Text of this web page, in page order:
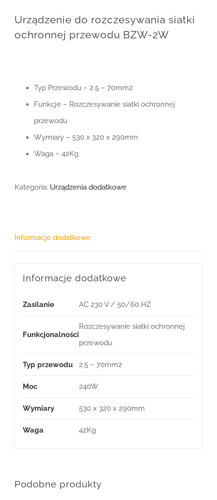
Urządzenie do rozczesywania siatki
ochronnej przewodu BZW-2W
Typ Przewodu – 2.5 – 70mm2
Funkcje – Rozczesywanie siatki ochronnej
przewodu
Wymiary – 530 x 320 x 290mm
Waga – 42Kg
Kategoria: Urządzenia dodatkowe
Informacje dodatkowe
Informacje dodatkowe
Zasilanie AC 230 V / 50/60 HZ
Funkcjonalności
Rozczesywanie siatki ochronnej
przewodu
Typ przewodu 2.5 – 70mm2
Moc 240W
Wymiary 530 x 320 x 290mm
Waga 42Kg
Podobne produkty